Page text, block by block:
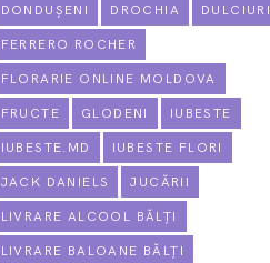
DONDUȘENI DROCHIA
FERRERO ROCHER
FLORARIE ONLINE MOLDOVA
FRUCTE GLODENI IUBESTE
IUBESTE.MD IUBESTE FLORI
JACK DANIELS JUCĂRII
LIVRARE ALCOOL BĂLȚI
LIVRARE BALOANE BĂLȚI